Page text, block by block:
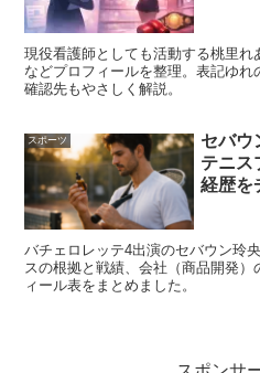
現役看護師としても活動する桃里
などプロフィールを整理。表記ゆ
確認先もやさしく解説。
スポーツ
セバウ
テニス
経歴を
バチェロレッテ4出演のセバウン玲
スの根拠と戦績、会社（商品開発
ィール表をまとめました。